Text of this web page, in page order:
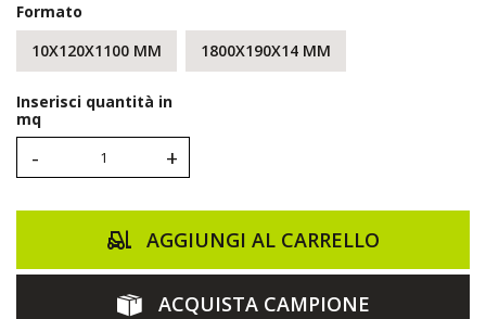
Formato
10X120X1100 MM
1800X190X14 MM
Inserisci quantità in
mq
- +
AGGIUNGI AL CARRELLO
ACQUISTA CAMPIONE